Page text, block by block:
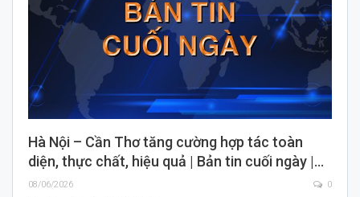
Hà Nội – Cần Thơ tăng cường hợp tác toàn
diện, thực chất, hiệu quả | Bản tin cuối ngày |…
08/06/2026 0